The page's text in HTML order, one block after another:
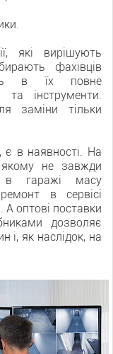
які вирішують
фахівців
в їх повне
інструменти.
заміни тільки
є в наявності. На
якому не завжди
в гаражі масу
в сервісі
оптові поставки
дозволяє
і, як наслідок, на